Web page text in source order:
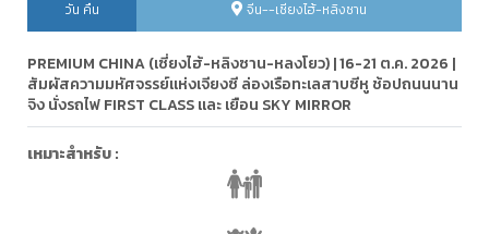
วัน คืน จีน--เซียงไฮ้-หลิงซาน
PREMIUM CHINA (เซี่ยงไฮ้-หลิงซาน-หลงโยว) | 16-21 ต.ค. 2026 |
สัมผัสความมหัศจรรย์แห่งเจียงซี ล่องเรือทะเลสาบซีหู ช้อปถนนนาน
จิง นั่งรถไฟ FIRST CLASS และ เยือน SKY MIRROR
เหมาะสำหรับ :